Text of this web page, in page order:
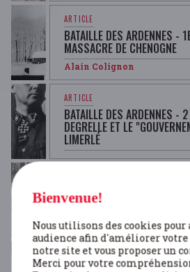
BATAILLE DES ARDENNES -
MASSACRE DE CHENOGNE
Alain Colignon
BATAILLE DES ARDENNES -
DEGRELLE ET LE
LIMERLÉ
BATAILLE DES ARDENNES -
INSTITUT NOTRE-DAME DE
Chantal Kesteloot
Bienvenue!
Nous utilisons des cookies
audience afin d'améliorer
notre site et vous proposer un
Merci pour votre